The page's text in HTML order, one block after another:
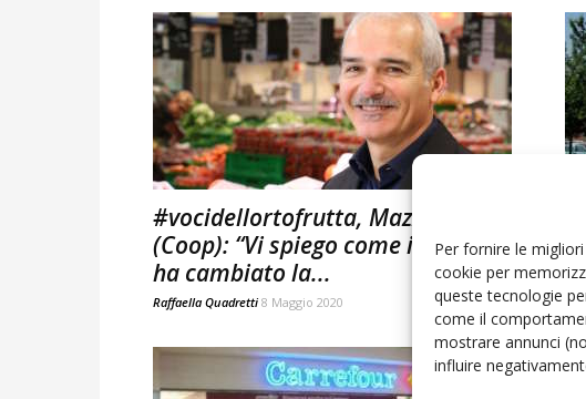
Per fornire le
cookie per
queste tecnologie
come il
mostrare annunci
influire
#vocidellortofrutta, Mazzini
(Coop): “Vi spiego come il Covid
ha cambiato la...
Raffaella Quadretti 8 Maggio 2020